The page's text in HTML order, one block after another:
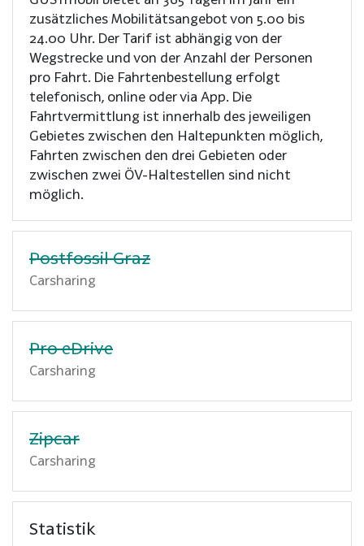
zusätzliches Mobilitätsangebot von 5.00 bis
24.00 Uhr. Der Tarif ist abhängig von der
Wegstrecke und von der Anzahl der Personen
pro Fahrt. Die Fahrtenbestellung erfolgt
telefonisch, online oder via App. Die
Fahrtvermittlung ist innerhalb des jeweiligen
Gebietes zwischen den Haltepunkten möglich,
Fahrten zwischen den drei Gebieten oder
zwischen zwei ÖV-Haltestellen sind nicht
möglich.
Postfossil Graz
Carsharing
Pro eDrive
Carsharing
Zipcar
Carsharing
Statistik